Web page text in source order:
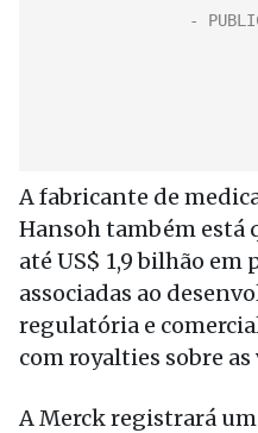
A fabricante de
Hansoh também está
até US$ 1,9 bilhão em
associadas ao
regulatória e
com royalties sobre
A Merck registrará